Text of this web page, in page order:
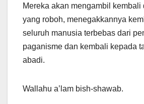
Mereka akan mengambil kembali
yang roboh, menegakkannya
seluruh manusia terbebas dari
paganisme dan kembali kepada
abadi.
Wallahu a’lam bish-shawab.